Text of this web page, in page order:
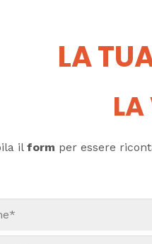
LA
il form per essere